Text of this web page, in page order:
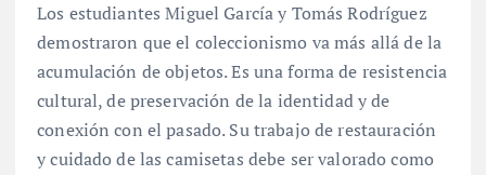
Los estudiantes Miguel García y Tomás Rodríguez
demostraron que el coleccionismo va más allá de la
acumulación de objetos. Es una forma de resistencia
cultural, de preservación de la identidad y de
conexión con el pasado. Su trabajo de restauración
y cuidado de las camisetas debe ser valorado como